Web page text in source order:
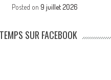
Posted on9 juillet 2026
SUR FACEBOOK